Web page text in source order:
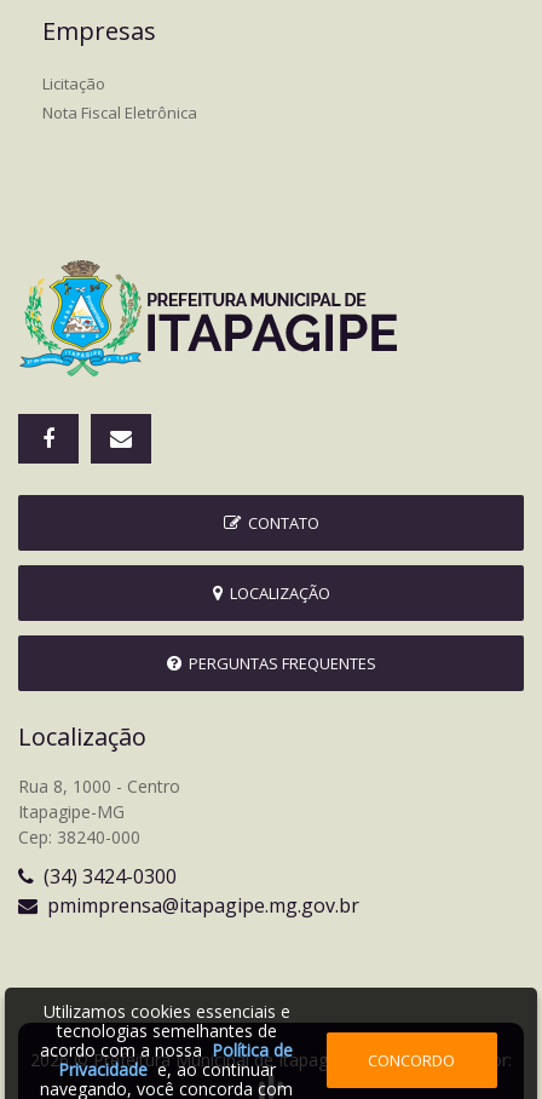
Empresas
Licitação
Nota Fiscal Eletrônica
CONTATO
LOCALIZAÇÃO
PERGUNTAS FREQUENTES
Localização
Rua 8, 1000 - Centro
Itapagipe-MG
Cep: 38240-000
(34) 3424-0300
pmimprensa@itapagipe.mg.gov.br
2026 © Prefeitura Municipal de Itapagipe | Desenvolvido por:
Utilizamos cookies essenciais e
tecnologias semelhantes de
acordo com a nossaPolítica de
Privacidadee, ao continuar
navegando, você concorda com
CONCORDO